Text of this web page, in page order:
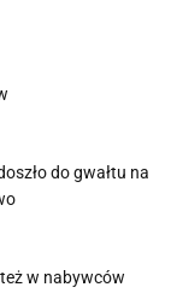
do gwałtu na
w nabywców